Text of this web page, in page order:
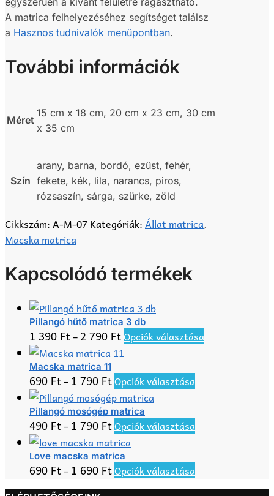
A matrica felhelyezéséhez segítséget találsz
a Hasznos tudnivalók menüpontban.
További információk
Méret
15 cm x 18 cm, 20 cm x 23 cm, 30 cm
x 35 cm
Szín
arany, barna, bordó, ezüst, fehér,
fekete, kék, lila, narancs, piros,
rózsaszín, sárga, szürke, zöld
Cikkszám:A-M-07Kategóriák:Állat matrica,
Macska matrica
Kapcsolódó termékek
Pillangó hűtő matrica 3 db
1 390 Ft–2 790 FtOpciók választása
Macska matrica 11
690 Ft–1 790 FtOpciók választása
több
van.
A
változatok
Pillangó mosógép matrica
490 Ft–1 790 FtOpciók választása
több
variációja
Love macska matrica
690 Ft–1 690 FtOpciók választása
a